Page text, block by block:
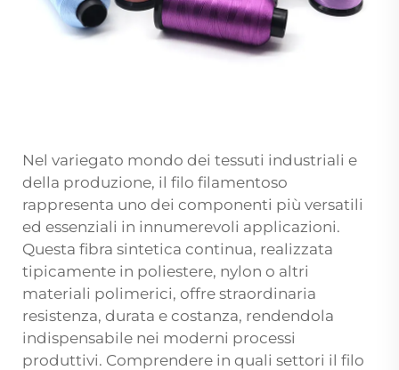
Nel variegato mondo dei tessuti industriali e
della produzione, il filo filamentoso
rappresenta uno dei componenti più versatili
ed essenziali in innumerevoli applicazioni.
Questa fibra sintetica continua, realizzata
tipicamente in poliestere, nylon o altri
materiali polimerici, offre straordinaria
resistenza, durata e costanza, rendendola
indispensabile nei moderni processi
produttivi. Comprendere in quali settori il filo